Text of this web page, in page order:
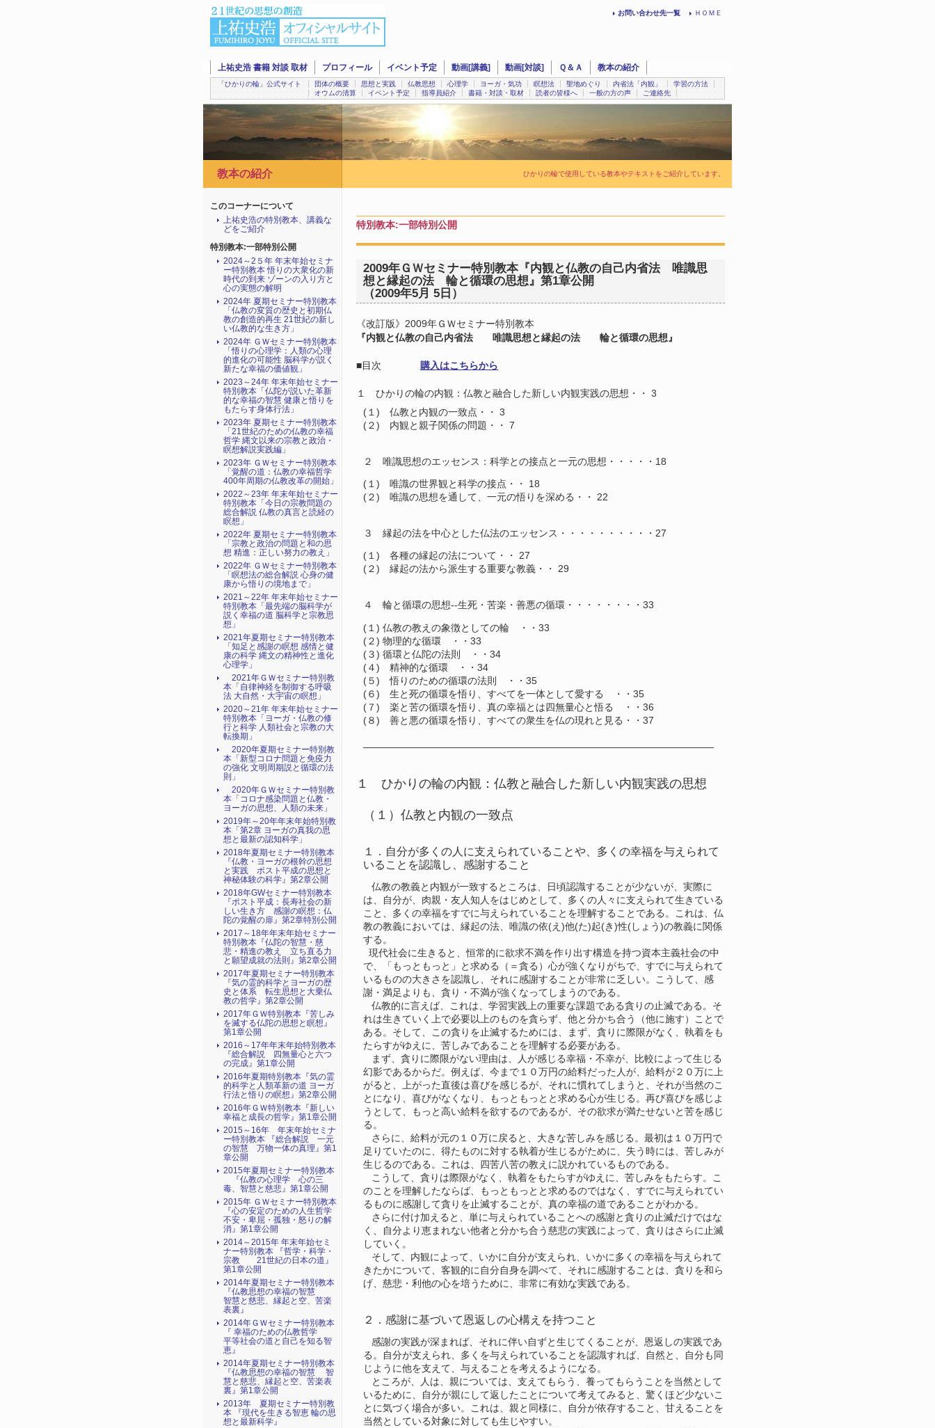
ＨＯＭＥ
お問い合わせ先一覧
上祐史浩 書籍 対談 取材 プロフィール イベント予定 動画[講義] 動画[対談] Ｑ＆Ａ 教本の紹介
「ひかりの輪」公式サイト 団体の概要 思想と実践 仏教思想 心理学 ヨーガ・気功 瞑想法 聖地めぐり 内省法「内観」
学習の方法
オウムの清算
イベント予定 指導員紹介 書籍・対談・取材 読者の皆様へ 一般の方の声 ご連絡先
教本の紹介 ひかりの輪で使用している教本やテキストをご紹介しています。
特別教本:一部特別公開
2009年ＧＷセミナー特別教本『内観と仏教の自己内省法 唯識思
想と縁起の法 輪と循環の思想』第1章公開
（2009年5月 5日）
《改訂版》2009年ＧＷセミナー特別教本
『内観と仏教の自己内省法 唯識思想と縁起の法 輪と循環の思想』
■目次 購入はこちらから
１ ひかりの輪の内観：仏教と融合した新しい内観実践の思想・・ 3
(１) 仏教と内観の一致点・・ 3
(２) 内観と親子関係の問題・・ 7
２ 唯識思想のエッセンス：科学との接点と一元の思想・・・・・18
(１) 唯識の世界観と科学の接点・・ 18
(２) 唯識の思想を通して、一元の悟りを深める・・ 22
３ 縁起の法を中心とした仏法のエッセンス・・・・・・・・・・27
(１) 各種の縁起の法について・・ 27
(２) 縁起の法から派生する重要な教義・・ 29
４ 輪と循環の思想--生死・苦楽・善悪の循環・・・・・・・・33
(１) 仏教の教えの象徴としての輪 ・・33
(２) 物理的な循環 ・・33
(３) 循環と仏陀の法則 ・・34
(４) 精神的な循環 ・・34
(５) 悟りのための循環の法則 ・・35
(６) 生と死の循環を悟り、すべてを一体として愛する ・・35
(７) 楽と苦の循環を悟り、真の幸福とは四無量心と悟る ・・36
(８) 善と悪の循環を悟り、すべての衆生を仏の現れと見る・・37
――――――――――――――――――――――――――――――――――――
１ ひかりの輪の内観：仏教と融合した新しい内観実践の思想
（１）仏教と内観の一致点
１．自分が多くの人に支えられていることや、多くの幸福を与えられて
いることを認識し、感謝すること
仏教の教義と内観が一致するところは、日頃認識することが少ないが、実際に
は、自分が、肉親・友人知人をはじめとして、多くの人々に支えられて生きている
こと、多くの幸福をすでに与えられていることを理解することである。これは、仏
教の教義においては、縁起の法、唯識の依(え)他(た)起(き)性(しょう)の教義に関係
する。
現代社会に生きると、恒常的に欲求不満を作り出す構造を持つ資本主義社会の中
で、「もっともっと」と求める（＝貪る）心が強くなりがちで、すでに与えられて
いるものの大きさを認識し、それに感謝することが非常に乏しい。こうして、感
謝・満足よりも、貪り・不満が強くなってしまうのである。
仏教的に言えば、これは、学習実践上の重要な課題である貪りの止滅である。そ
れは生きていく上で必要以上のものを貪らず、他と分かち合う（他に施す）ことで
ある。そして、この貪りを止滅するためには、まず、貪りに際限がなく、執着をも
たらすがゆえに、苦しみであることを理解する必要がある。
まず、貪りに際限がない理由は、人が感じる幸福・不幸が、比較によって生じる
幻影であるからだ。例えば、今まで１０万円の給料だった人が、給料が２０万に上
がると、上がった直後は喜びを感じるが、それに慣れてしまうと、それが当然のこ
とになり、喜びがなくなり、もっともっとと求める心が生じる。再び喜びを感じよ
うとして、もっと高い給料を欲するのであるが、その欲求が満たせないと苦を感じ
る。
さらに、給料が元の１０万に戻ると、大きな苦しみを感じる。最初は１０万円で
足りていたのに、得たものに対する執着が生じるがために、失う時には、苦しみが
生じるのである。これは、四苦八苦の教えに説かれているものである。
こうして、貪りは際限がなく、執着をもたらすがゆえに、苦しみをもたらす。こ
のことを理解したならば、もっともっとと求めるのではなく、すでに与えられてい
るものに感謝して貪りを止滅することが、真の幸福の道であることがわかる。
さらに付け加えると、単に与えられていることへの感謝と貪りの止滅だけではな
く、自分より恵まれない他者と分かち合う慈悲の実践によって、貪りはさらに止滅
していく。
そして、内観によって、いかに自分が支えられ、いかに多くの幸福を与えられて
きたかについて、客観的に自分自身を調べて、それに感謝することは、貪りを和ら
げ、慈悲・利他の心を培うために、非常に有効な実践である。
２．感謝に基づいて恩返しの心構えを持つこと
感謝の実践が深まれば、それに伴い自ずと生じてくることが、恩返しの実践であ
る。自分が支えられ、多くを与えられていることを認識すれば、自然と、自分も同
じように他を支えて、与えることを考えるようになる。
ところが、人は、親については、支えてもらう、養ってもらうことを当然として
いるために、自分が親にして返したことについて考えてみると、驚くほど少ないこ
とに気づく場合が多い。これは、親と同様に、自分が依存すること、甘えることを
当然としている対象に対しても生じやすい。
このコーナーについて
上祐史浩の特別教本、講義な
どをご紹介
特別教本:一部特別公開
2024～2５年 年末年始セミナ
ー特別教本 悟りの大衆化の新
時代の到来 ゾーンの入り方と
心の実態の解明
2024年 夏期セミナー特別教本
「仏教の変質の歴史と初期仏
教の創造的再生 21世紀の新し
い仏教的な生き方」
2024年 ＧＷセミナー特別教本
「悟りの心理学：人類の心理
的進化の可能性 脳科学が説く
新たな幸福の価値観」
2023～24年 年末年始セミナー
特別教本「仏陀が説いた革新
的な幸福の智慧 健康と悟りを
もたらす身体行法」
2023年 夏期セミナー特別教本
「21世紀のための仏教の幸福
哲学 縄文以来の宗教と政治・
瞑想解説実践編」
2023年 ＧＷセミナー特別教本
「覚醒の道：仏教の幸福哲学
400年周期の仏教改革の開始」
2022～23年 年末年始セミナー
特別教本「今日の宗教問題の
総合解説 仏教の真言と読経の
瞑想」
2022年 夏期セミナー特別教本
「宗教と政治の問題と和の思
想 精進：正しい努力の教え」
2022年 ＧＷセミナー特別教本
「瞑想法の総合解説 心身の健
康から悟りの境地まで」
2021～22年 年末年始セミナー
特別教本「最先端の脳科学が
説く幸福の道 脳科学と宗教思
想」
2021年夏期セミナー特別教本
「知足と感謝の瞑想 感情と健
康の科学 縄文の精神性と進化
心理学」
2021年ＧＷセミナー特別教
本「自律神経を制御する呼吸
法 大自然・大宇宙の瞑想」
2020～21年 年末年始セミナー
特別教本「ヨーガ・仏教の修
行と科学 人類社会と宗教の大
転換期」
2020年夏期セミナー特別教
本「新型コロナ問題と免疫力
の強化 文明周期説と循環の法
則」
2020年ＧＷセミナー特別教
本「コロナ感染問題と仏教・
ヨーガの思想、人類の未来」
2019年～20年年末年始特別教
本「第2章 ヨーガの真我の思
想と最新の認知科学」
2018年夏期セミナー特別教本
『仏教・ヨーガの根幹の思想
と実践 ポスト平成の思想と
神秘体験の科学』第2章公開
2018年GWセミナー特別教本
『ポスト平成：長寿社会の新
しい生き方 感謝の瞑想：仏
陀の覚醒の扉』第2章特別公開
2017～18年年末年始セミナー
特別教本『仏陀の智慧・慈
悲・精進の教え 立ち直る力
と願望成就の法則』第2章公開
2017年夏期セミナー特別教本
『気の霊的科学とヨーガの歴
史と体系 転生思想と大乗仏
教の哲学』第2章公開
2017年ＧＷ特別教本『苦しみ
を滅する仏陀の思想と瞑想』
第1章公開
2016～17年年末年始特別教本
『総合解説 四無量心と六つ
の完成』第1章公開
2016年夏期特別教本『気の霊
的科学と人類革新の道 ヨーガ
行法と悟りの瞑想』第2章公開
2016年ＧＷ特別教本『新しい
幸福と成長の哲学』第1章公開
2015～16年 年末年始セミナ
ー特別教本 『総合解説 一元
の智慧 万物一体の真理』第1
章公開
2015年夏期セミナー特別教本
『仏教の心理学 心の三
毒、智慧と慈悲』第1章公開
2015年 ＧＷセミナー特別教本
『心の安定のための人生哲学
不安・卑屈・孤独・怒りの解
消』第1章公開
2014～2015年 年末年始セミ
ナー特別教本 『哲学・科学・
宗教 21世紀の日本の道』
第1章公開
2014年夏期セミナー特別教本
『仏教思想の幸福の智慧
智慧と慈悲、縁起と空、苦楽
表裏』
2014年ＧＷセミナー特別教本
『 幸福のための仏教哲学
平等社会の道と自己を知る智
恵』
2014年夏期セミナー特別教本
『仏教思想の幸福の智慧 智
慧と慈悲、縁起と空、苦楽表
裏』第1章公開
2013年 夏期セミナー特別教
本 『現代を生きる智恵 輪の思
想と最新科学』